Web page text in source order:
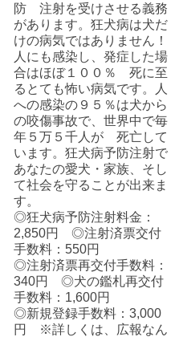
防 注射を受けさせる義務
があります。狂犬病は犬だ
けの病気ではありません！
人にも感染し、発症した場
合はほぼ１００％ 死に至
るとても怖い病気です。人
への感染の９５％は犬から
の咬傷事故で、世界中で毎
年５万５千人が 死亡して
います。狂犬病予防注射で
あなたの愛犬・家族、そし
て社会を守ることが出来ま
す。
◎狂犬病予防注射料金：
2,850円 ◎注射済票交付
手数料：550円
◎注射済票再交付手数料：
340円 ◎犬の鑑札再交付
手数料：1,600円
◎新規登録手数料：3,000
円 ※詳しくは、広報なん